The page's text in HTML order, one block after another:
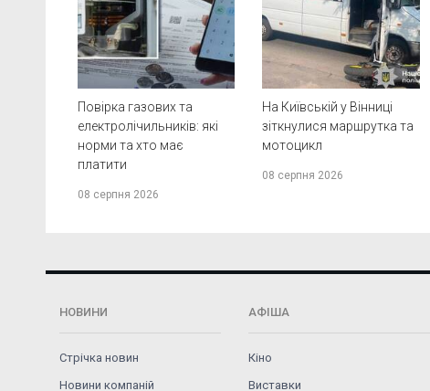
Повірка газових та
електролічильників: які
норми та хто має
платити
08 серпня 2026
На Київській у Вінниці
зіткнулися маршрутка та
мотоцикл
08 серпня 2026
НОВИНИ
Стрічка новин
Новини компаній
АФІША
Кіно
Виставки